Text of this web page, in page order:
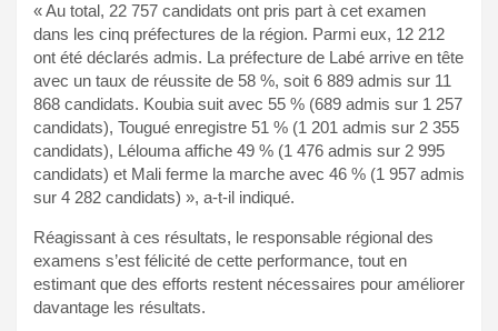
« Au total, 22 757 candidats ont pris part à cet examen
dans les cinq préfectures de la région. Parmi eux, 12 212
ont été déclarés admis. La préfecture de Labé arrive en tête
avec un taux de réussite de 58 %, soit 6 889 admis sur 11
868 candidats. Koubia suit avec 55 % (689 admis sur 1 257
candidats), Tougué enregistre 51 % (1 201 admis sur 2 355
candidats), Lélouma affiche 49 % (1 476 admis sur 2 995
candidats) et Mali ferme la marche avec 46 % (1 957 admis
sur 4 282 candidats) », a-t-il indiqué.
Réagissant à ces résultats, le responsable régional des
examens s’est félicité de cette performance, tout en
estimant que des efforts restent nécessaires pour améliorer
davantage les résultats.